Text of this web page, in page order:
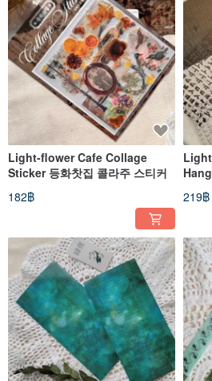
Light-flower Cafe Collage
Sticker 등화찻집 콜라주 스티커
182฿
219฿